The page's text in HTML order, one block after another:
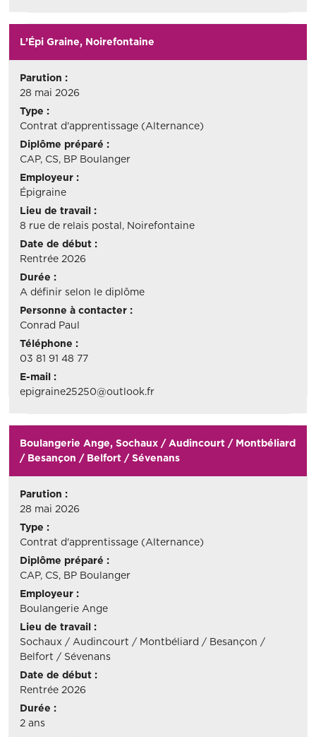
L’Épi Graine, Noirefontaine
Parution :
28 mai 2026
Type :
Contrat d'apprentissage (Alternance)
Diplôme préparé :
CAP, CS, BP Boulanger
Employeur :
Épigraine
Lieu de travail :
8 rue de relais postal, Noirefontaine
Date de début :
Rentrée 2026
Durée :
A définir selon le diplôme
Personne à contacter :
Conrad Paul
Téléphone :
03 81 91 48 77
E-mail :
epigraine25250@outlook.fr
Boulangerie Ange, Sochaux / Audincourt / Montbéliard
/ Besançon / Belfort / Sévenans
Parution :
28 mai 2026
Type :
Contrat d'apprentissage (Alternance)
Diplôme préparé :
CAP, CS, BP Boulanger
Employeur :
Boulangerie Ange
Lieu de travail :
Sochaux / Audincourt / Montbéliard / Besançon /
Belfort / Sévenans
Date de début :
Rentrée 2026
Durée :
2 ans